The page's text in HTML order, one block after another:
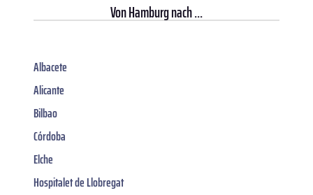
VonHamburgnach ...
Albacete
Alicante
Bilbao
Córdoba
Elche
Hospitalet de Llobregat